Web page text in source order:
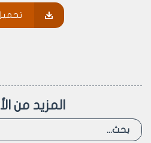
- ملكية اسهم العقار او جزء
لا يتجاوز /70/سم تعلوه
وبروفيلات معدنية مبسطة بشكل
تحميل
المزيد من